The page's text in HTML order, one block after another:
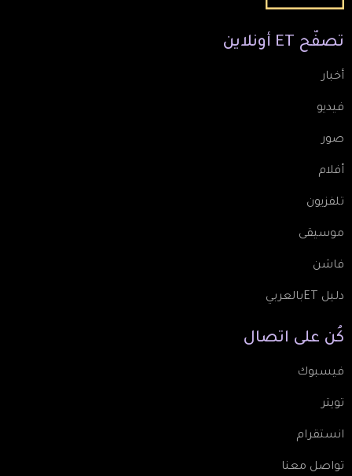
تصفّح ET أونلاين
أخبار
فيديو
صور
أفلام
تلفزيون
موسيقى
فاشن
دليل ETبالعربي
كُن على اتصال
فيسبوك
تويتر
انستقرام
تواصل معنا